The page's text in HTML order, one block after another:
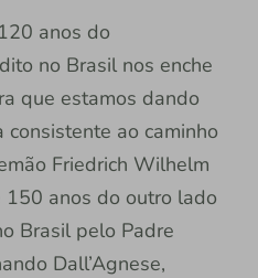
anos do
no Brasil nos enche
que estamos dando
ao caminho
Friedrich Wilhelm
150 anos do outro lado
Brasil pelo Padre
Dall’Agnese,